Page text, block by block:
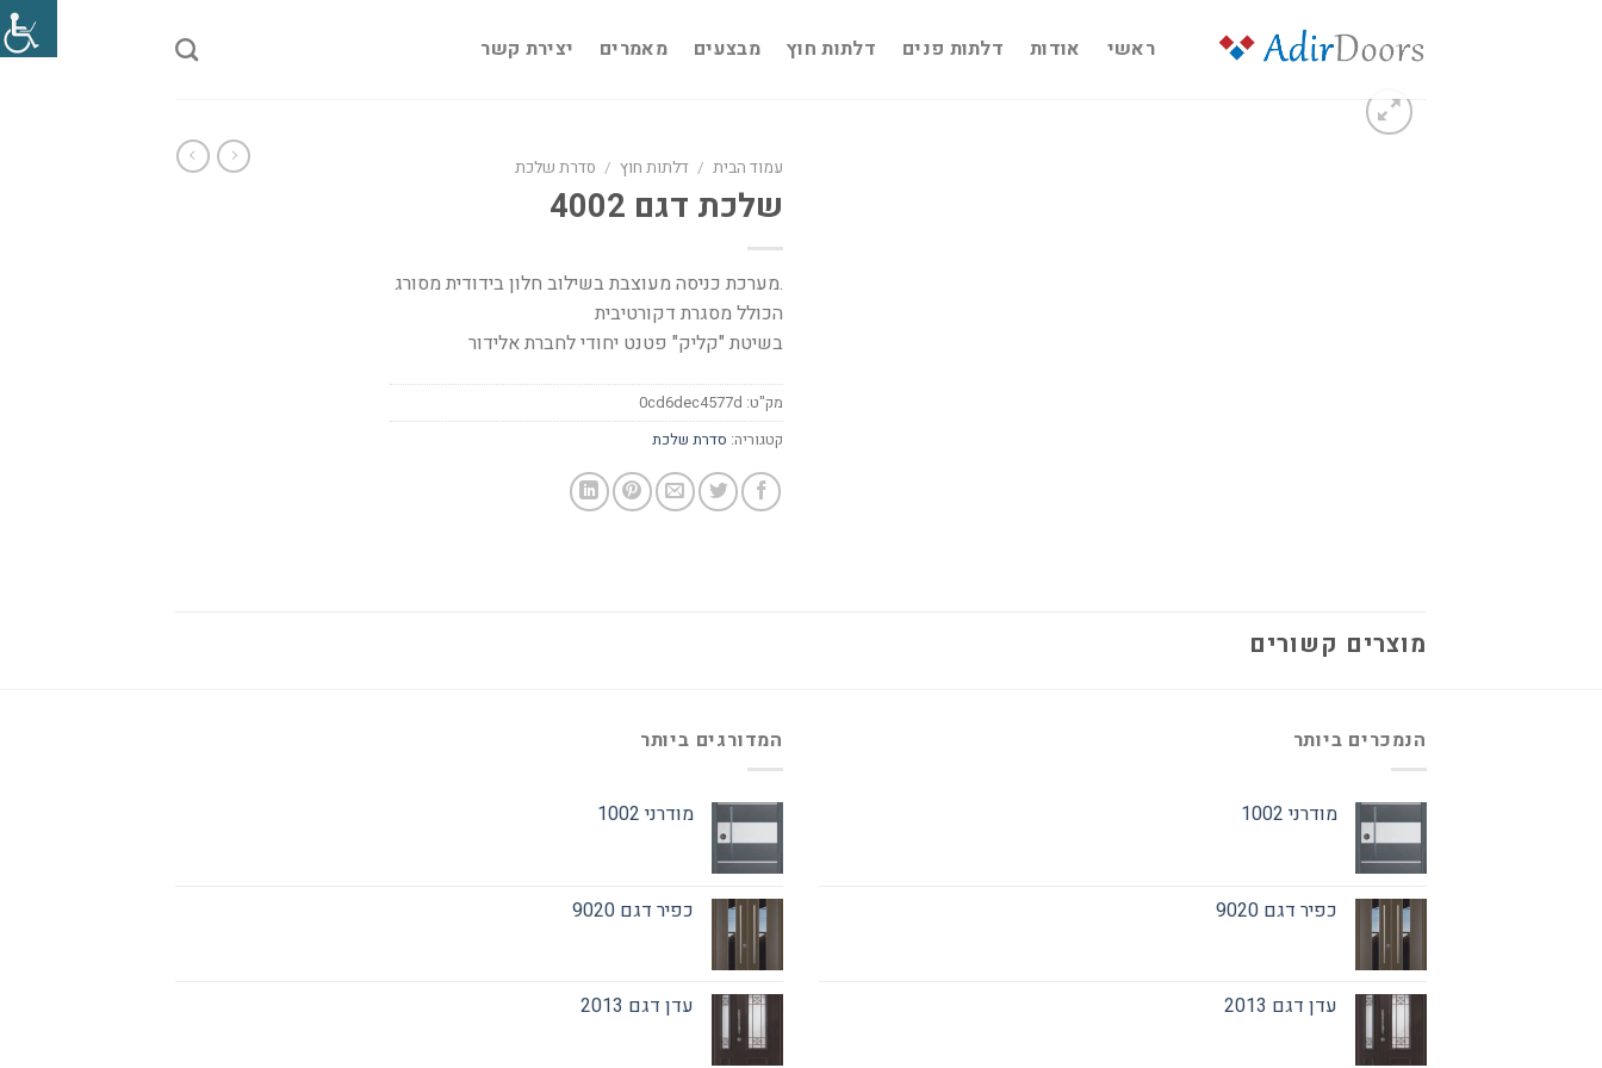
ראשי אודות דלתות פנים דלתות חוץ מבצעים מאמרים יצירת קשר
עמוד הבית / דלתות חוץ / סדרת שלכת
שלכת דגם 4002
.מערכת כניסה מעוצבת בשילוב חלון בידודית מסורג
הכולל מסגרת דקורטיבית
בשיטת "קליק" פטנט יחודי לחברת אלידור
מק"ט: 0cd6dec4577d
קטגוריה: סדרת שלכת
מוצרים קשורים
הנמכרים ביותר
מודרני 1002
כפיר דגם 9020
עדן דגם 2013
המדורגים ביותר
מודרני 1002
כפיר דגם 9020
עדן דגם 2013